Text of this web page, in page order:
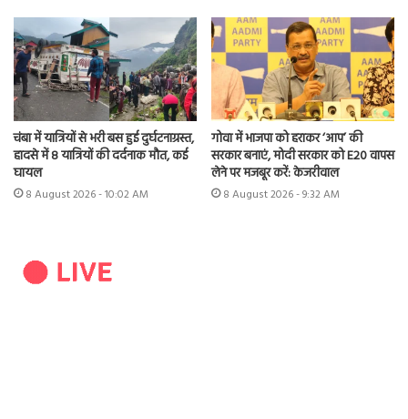
चंबा में यात्रियों से भरी बस हुई दुर्घटनाग्रस्त,
हादसे में 8 यात्रियों की दर्दनाक मौत, कई
घायल
8 August 2026 - 10:02 AM
गोवा में भाजपा को हराकर ‘आप’ की
सरकार बनाएं, मोदी सरकार को E20 वापस
लेने पर मजबूर करें: केजरीवाल
8 August 2026 - 9:32 AM